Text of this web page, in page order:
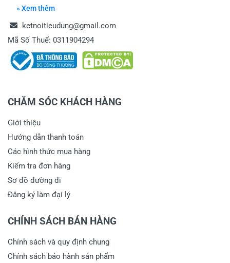
» Xem thêm
ketnoitieudung@gmail.com
Mã Số Thuế: 0311904294
CHĂM SÓC KHÁCH HÀNG
Giới thiệu
Hướng dẫn thanh toán
Các hình thức mua hàng
Kiểm tra đơn hàng
Sơ đồ đường đi
Đăng ký làm đại lý
CHÍNH SÁCH BÁN HÀNG
Chính sách và quy định chung
Chính sách bảo hành sản phẩm